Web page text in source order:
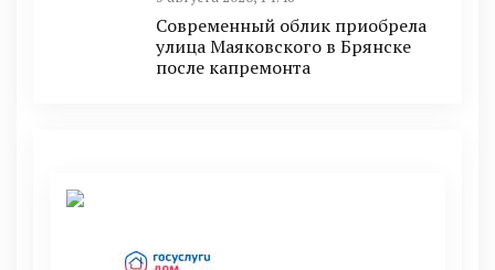
Современный облик приобрела
улица Маяковского в Брянске
после капремонта